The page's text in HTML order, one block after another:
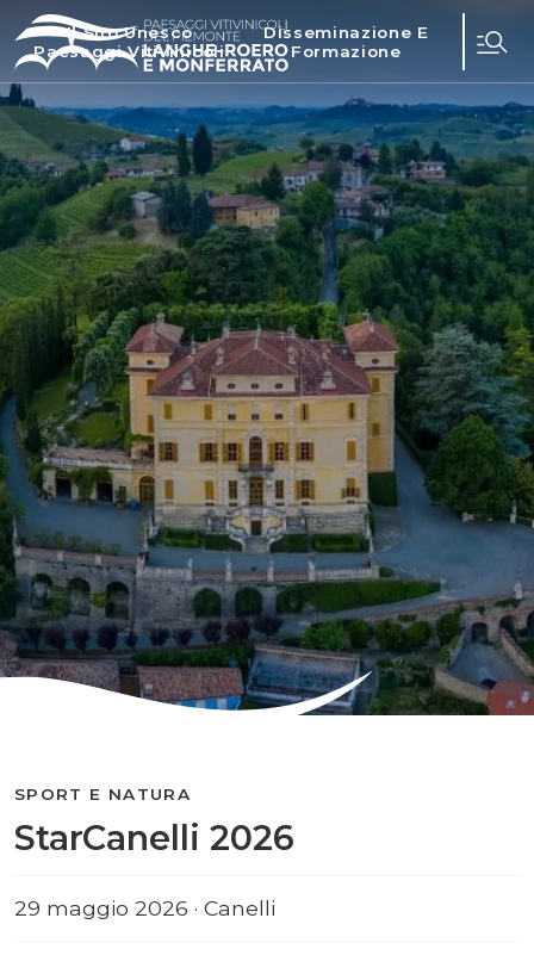
Il Sito Unesco
Paesaggi Vitivinicoli
Disseminazione E
Formazione
StarCanelli 2026
SPORT E NATURA
29 maggio 2026 · Canelli